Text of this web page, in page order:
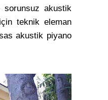
sorunsuz akustik
teknik eleman
akustik piyano